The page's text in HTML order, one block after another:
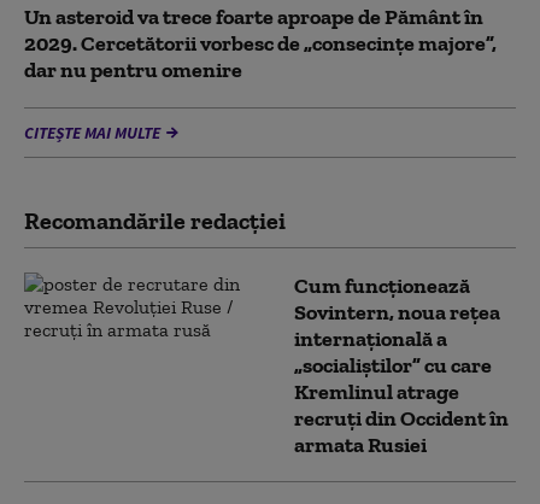
Un asteroid va trece foarte aproape de Pământ în
2029. Cercetătorii vorbesc de „consecințe majore”,
dar nu pentru omenire
CITEȘTE MAI MULTE
Recomandările redacţiei
Cum funcționează
Sovintern, noua rețea
internațională a
„socialiștilor” cu care
Kremlinul atrage
recruți din Occident în
armata Rusiei